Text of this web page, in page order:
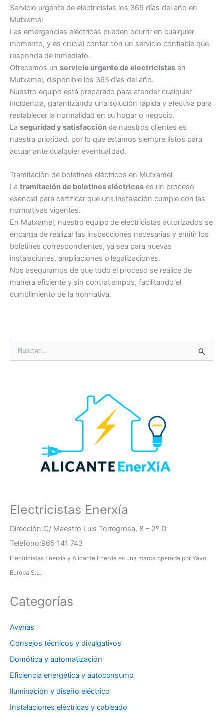
Servicio urgente de electricistas los 365 días del año en
Mutxamel
Las emergencias eléctricas pueden ocurrir en cualquier
momento, y es crucial contar con un servicio confiable que
responda de inmediato.
Ofrecemos un servicio urgente de electricistas en
Mutxamel, disponible los 365 días del año.
Nuestro equipo está preparado para atender cualquier
incidencia, garantizando una solución rápida y efectiva para
restablecer la normalidad en su hogar o negocio.
La seguridad y satisfacción de nuestros clientes es
nuestra prioridad, por lo que estamos siempre listos para
actuar ante cualquier eventualidad.
Tramitación de boletines eléctricos en Mutxamel
La tramitación de boletines eléctricos es un proceso
esencial para certificar que una instalación cumple con las
normativas vigentes.
En Mutxamel, nuestro equipo de electricistas autorizados se
encarga de realizar las inspecciones necesarias y emitir los
boletines correspondientes, ya sea para nuevas
instalaciones, ampliaciones o legalizaciones.
Nos aseguramos de que todo el proceso se realice de
manera eficiente y sin contratiempos, facilitando el
cumplimiento de la normativa.
Electricistas Enerxía
Dirección:C/ Maestro Luis Torregrosa, 8 – 2º D
Teléfono:965 141 743
Electricistas Enerxía y Alicante Enerxía es una marca operada por Yavoi
Europa S.L.
Categorías
Averías
Consejos técnicos y divulgativos
Domótica y automatización
Eficiencia energética y autoconsumo
Iluminación y diseño eléctrico
Instalaciones eléctricas y cableado